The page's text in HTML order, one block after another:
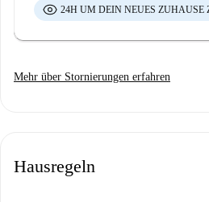
24H UM DEIN NEUES ZUHAUSE
Mehr über Stornierungen erfahren
Hausregeln